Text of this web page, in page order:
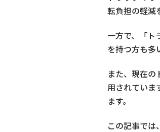
転負担の軽減
一方で、「ト
を持つ方も多
また、現在
用されていま
ます。
この記事で